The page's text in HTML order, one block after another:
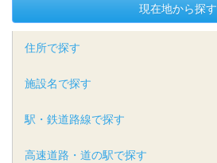
現在地から探す
住所で探す
施設名で探す
駅・鉄道路線で探す
高速道路・道の駅で探す